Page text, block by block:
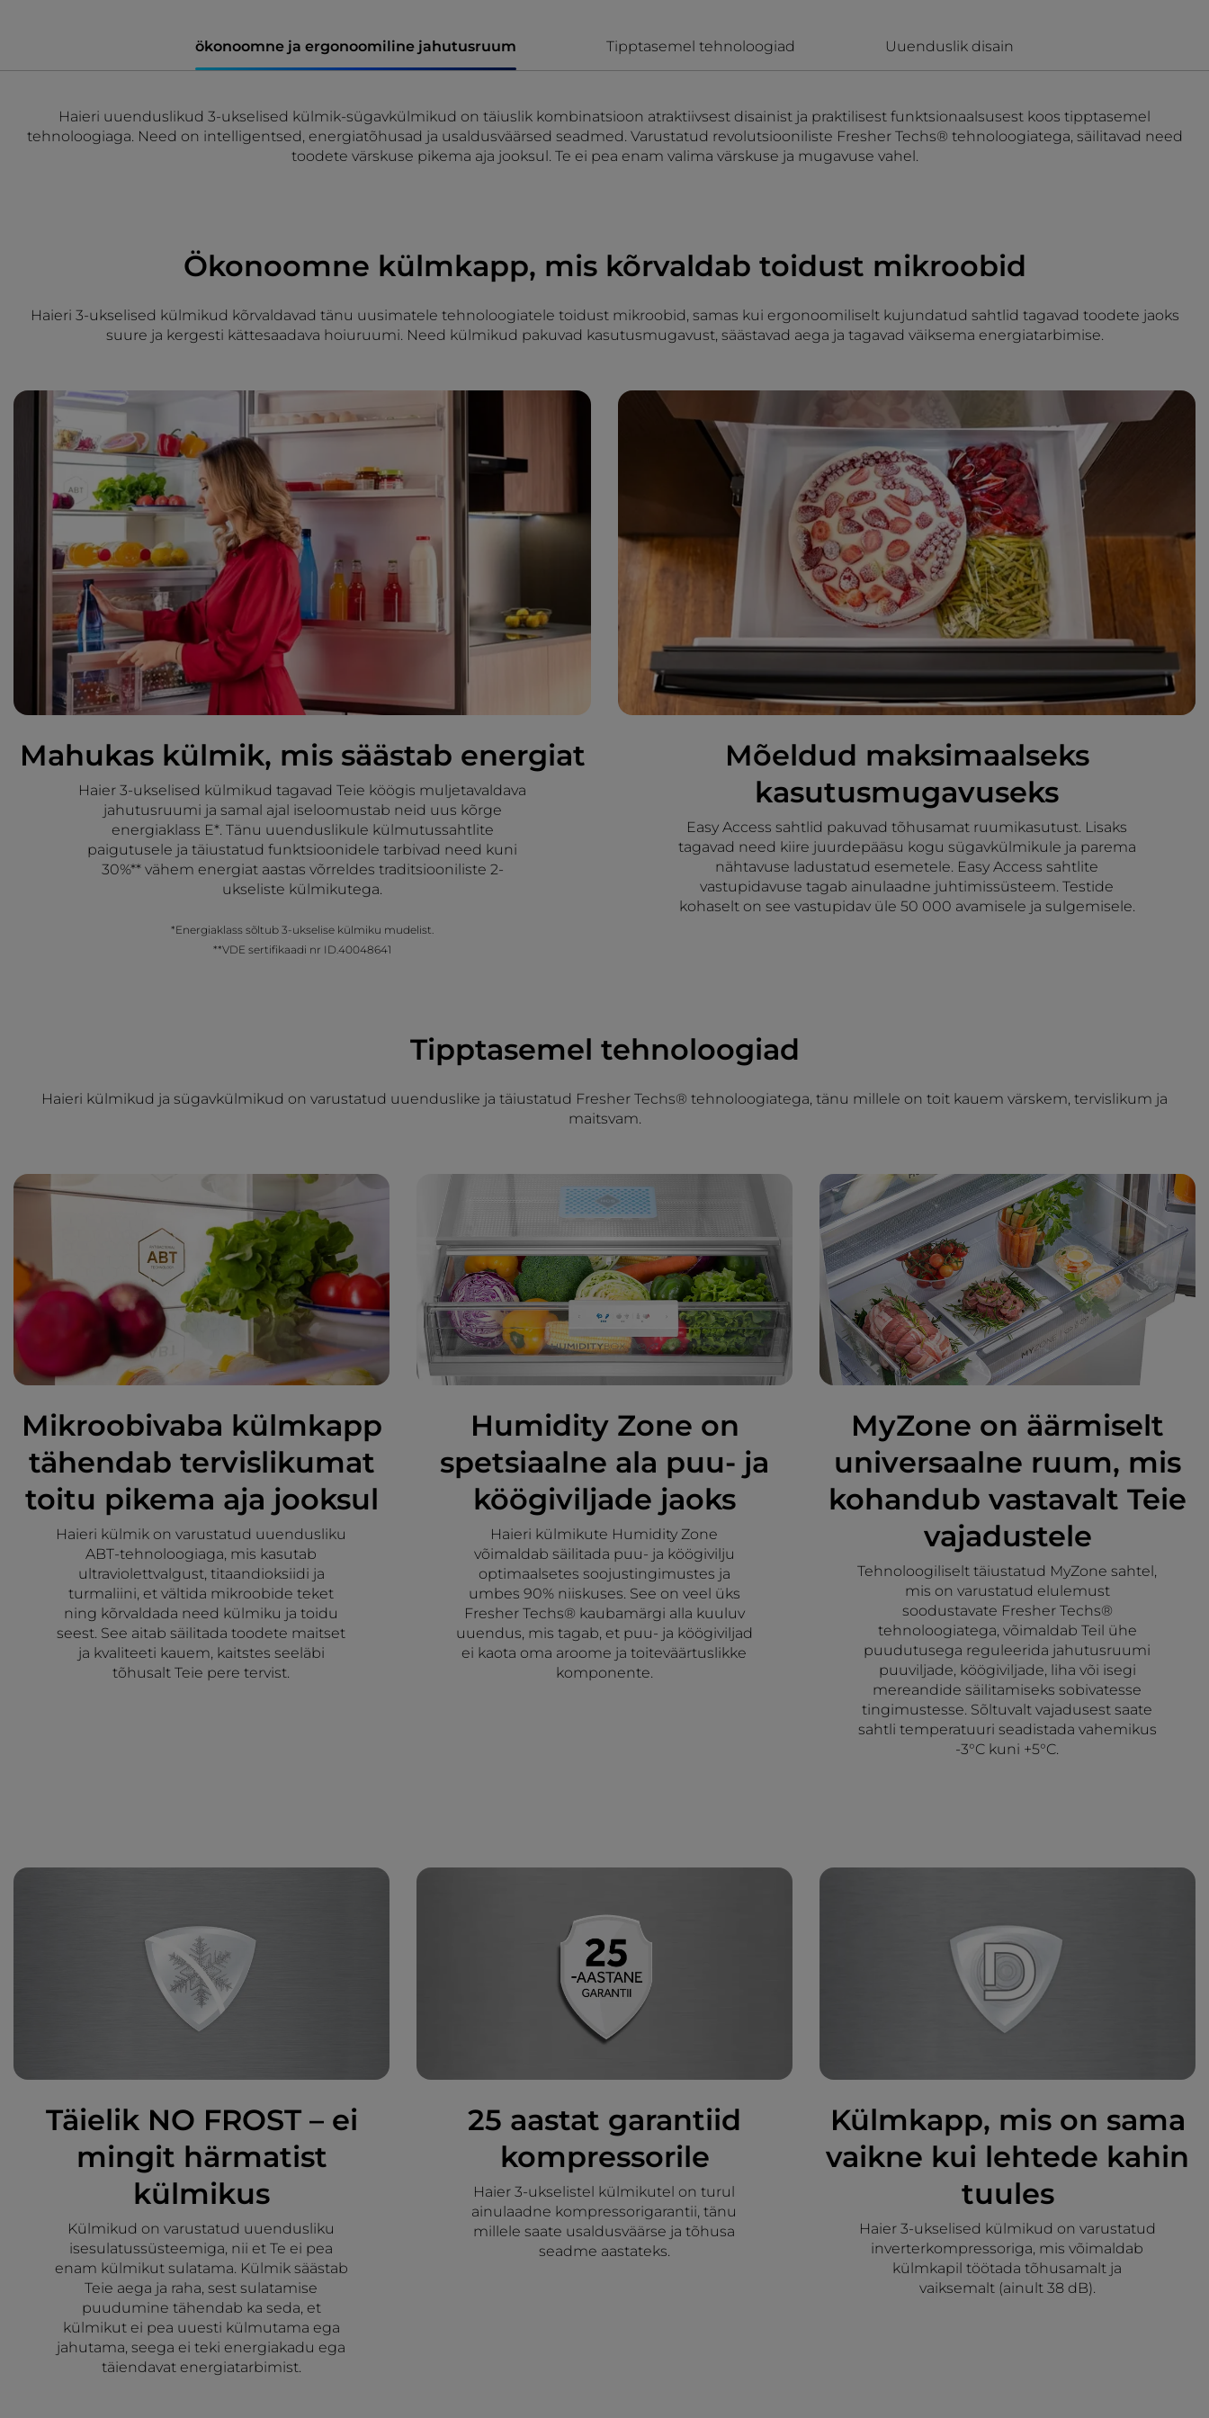
ökonoomne ja ergonoomiline jahutusruum Tipptasemel tehnoloogiad Uuenduslik disain
Haieri uuenduslikud 3-ukselised külmik-sügavkülmikud on täiuslik kombinatsioon atraktiivsest disainist ja praktilisest funktsionaalsusest koos tipptasemel
tehnoloogiaga. Need on intelligentsed, energiatõhusad ja usaldusväärsed seadmed. Varustatud revolutsiooniliste Fresher Techs® tehnoloogiatega, säilitavad need
toodete värskuse pikema aja jooksul. Te ei pea enam valima värskuse ja mugavuse vahel.
Ökonoomne külmkapp, mis kõrvaldab toidust mikroobid
Haieri 3-ukselised külmikud kõrvaldavad tänu uusimatele tehnoloogiatele toidust mikroobid, samas kui ergonoomiliselt kujundatud sahtlid tagavad toodete jaoks
suure ja kergesti kättesaadava hoiuruumi. Need külmikud pakuvad kasutusmugavust, säästavad aega ja tagavad väiksema energiatarbimise.
Mahukas külmik, mis säästab energiat
Haier 3-ukselised külmikud tagavad Teie köögis muljetavaldava
jahutusruumi ja samal ajal iseloomustab neid uus kõrge
energiaklass E*. Tänu uuenduslikule külmutussahtlite
paigutusele ja täiustatud funktsioonidele tarbivad need kuni
30%** vähem energiat aastas võrreldes traditsiooniliste 2-
ukseliste külmikutega.
*Energiaklass sõltub 3-ukselise külmiku mudelist.
**VDE sertifikaadi nr ID.40048641
Mõeldud maksimaalseks
kasutusmugavuseks
Easy Access sahtlid pakuvad tõhusamat ruumikasutust. Lisaks
tagavad need kiire juurdepääsu kogu sügavkülmikule ja parema
nähtavuse ladustatud esemetele. Easy Access sahtlite
vastupidavuse tagab ainulaadne juhtimissüsteem. Testide
kohaselt on see vastupidav üle 50 000 avamisele ja sulgemisele.
Tipptasemel tehnoloogiad
Haieri külmikud ja sügavkülmikud on varustatud uuenduslike ja täiustatud Fresher Techs® tehnoloogiatega, tänu millele on toit kauem värskem, tervislikum ja
maitsvam.
Mikroobivaba külmkapp
tähendab tervislikumat
toitu pikema aja jooksul
Haieri külmik on varustatud uuendusliku
ABT-tehnoloogiaga, mis kasutab
ultraviolettvalgust, titaandioksiidi ja
turmaliini, et vältida mikroobide teket
ning kõrvaldada need külmiku ja toidu
seest. See aitab säilitada toodete maitset
ja kvaliteeti kauem, kaitstes seeläbi
tõhusalt Teie pere tervist.
Humidity Zone on
spetsiaalne ala puu- ja
köögiviljade jaoks
Haieri külmikute Humidity Zone
võimaldab säilitada puu- ja köögivilju
optimaalsetes soojustingimustes ja
umbes 90% niiskuses. See on veel üks
Fresher Techs® kaubamärgi alla kuuluv
uuendus, mis tagab, et puu- ja köögiviljad
ei kaota oma aroome ja toiteväärtuslikke
komponente.
MyZone on äärmiselt
universaalne ruum, mis
kohandub vastavalt Teie
vajadustele
Tehnoloogiliselt täiustatud MyZone sahtel,
mis on varustatud elulemust
soodustavate Fresher Techs®
tehnoloogiatega, võimaldab Teil ühe
puudutusega reguleerida jahutusruumi
puuviljade, köögiviljade, liha või isegi
mereandide säilitamiseks sobivatesse
tingimustesse. Sõltuvalt vajadusest saate
sahtli temperatuuri seadistada vahemikus
-3°C kuni +5°C.
Täielik NO FROST – ei
mingit härmatist
külmikus
Külmikud on varustatud uuendusliku
isesulatussüsteemiga, nii et Te ei pea
enam külmikut sulatama. Külmik säästab
Teie aega ja raha, sest sulatamise
puudumine tähendab ka seda, et
külmikut ei pea uuesti külmutama ega
jahutama, seega ei teki energiakadu ega
täiendavat energiatarbimist.
25 aastat garantiid
kompressorile
Haier 3-ukselistel külmikutel on turul
ainulaadne kompressorigarantii, tänu
millele saate usaldusväärse ja tõhusa
seadme aastateks.
Külmkapp, mis on sama
vaikne kui lehtede kahin
tuules
Haier 3-ukselised külmikud on varustatud
inverterkompressoriga, mis võimaldab
külmkapil töötada tõhusamalt ja
vaiksemalt (ainult 38 dB).